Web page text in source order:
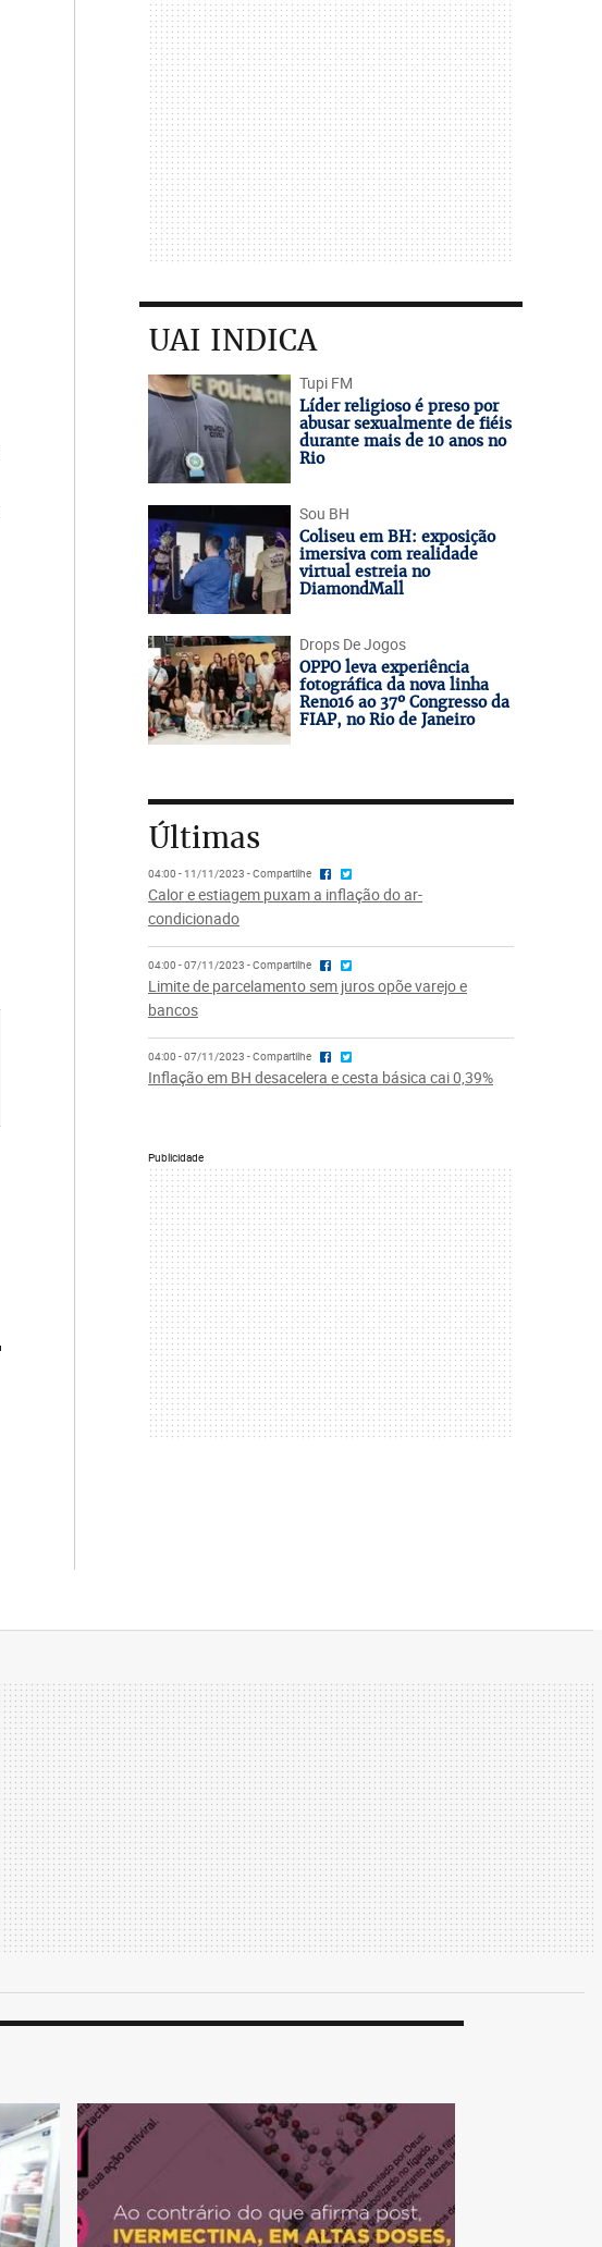
UAI INDICA
Tupi FM
Líder religioso é preso por
abusar sexualmente de fiéis
durante mais de 10 anos no
Rio
Sou BH
Coliseu em BH: exposição
imersiva com realidade
virtual estreia no
DiamondMall
Drops De Jogos
OPPO leva experiência
fotográfica da nova linha
Reno16 ao 37º Congresso da
FIAP, no Rio de Janeiro
Últimas
04:00 - 11/11/2023 - Compartilhe
Calor e estiagem puxam a inflação do ar-
condicionado
04:00 - 07/11/2023 - Compartilhe
Limite de parcelamento sem juros opõe varejo e
bancos
04:00 - 07/11/2023 - Compartilhe
Inflação em BH desacelera e cesta básica cai 0,39%
Publicidade